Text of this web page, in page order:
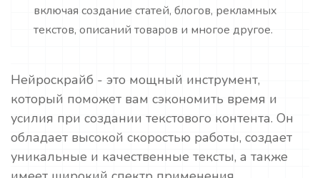
включая создание статей, блогов, рекламных
текстов, описаний товаров и многое другое.
Нейроскрайб - это мощный инструмент,
который поможет вам сэкономить время и
усилия при создании текстового контента. Он
обладает высокой скоростью работы, создает
уникальные и качественные тексты, а также